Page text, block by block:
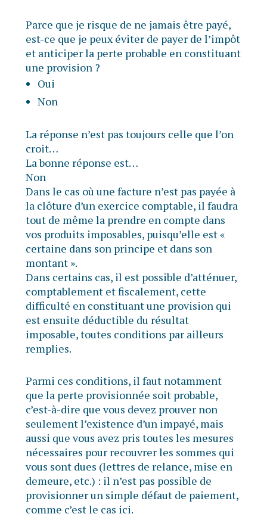
Parce que je risque de ne jamais être payé,
est-ce que je peux éviter de payer de l’impôt
et anticiper la perte probable en constituant
une provision ?
Oui
Non
La réponse n’est pas toujours celle que l’on
croit…
La bonne réponse est…
Non
Dans le cas où une facture n’est pas payée à
la clôture d’un exercice comptable, il faudra
tout de même la prendre en compte dans
vos produits imposables, puisqu’elle est «
certaine dans son principe et dans son
montant ».
Dans certains cas, il est possible d’atténuer,
comptablement et fiscalement, cette
difficulté en constituant une provision qui
est ensuite déductible du résultat
imposable, toutes conditions par ailleurs
remplies.
Parmi ces conditions, il faut notamment
que la perte provisionnée soit probable,
c’est-à-dire que vous devez prouver non
seulement l’existence d’un impayé, mais
aussi que vous avez pris toutes les mesures
nécessaires pour recouvrer les sommes qui
vous sont dues (lettres de relance, mise en
demeure, etc.) : il n’est pas possible de
provisionner un simple défaut de paiement,
comme c’est le cas ici.